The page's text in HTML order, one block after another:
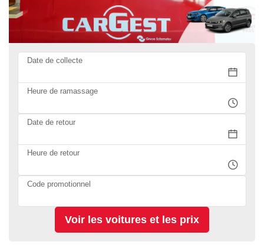
Date de collecte
Heure de ramassage
Date de retour
Heure de retour
Code promotionnel